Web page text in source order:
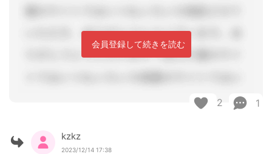
会員登録して続きを読む
2 1
kzkz
2023/12/14 17:38